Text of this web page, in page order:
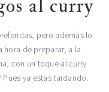
al curry
pero además lo
hora de preparar, a la
con un toque al curry
ya estas tardando.